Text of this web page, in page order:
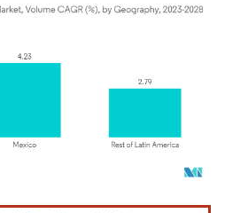
にはCC BY 4.0の表示が必要です。